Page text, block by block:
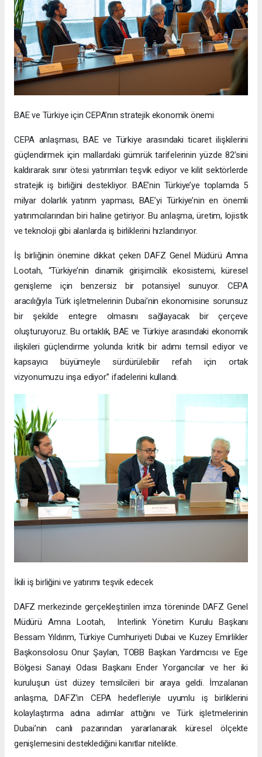
BAE ve Türkiye için CEPA’nın stratejik ekonomik önemi
CEPA anlaşması, BAE ve Türkiye arasındaki ticaret ilişkilerini
güçlendirmek için mallardaki gümrük tarifelerinin yüzde 82’sini
kaldırarak sınır ötesi yatırımları teşvik ediyor ve kilit sektörlerde
stratejik iş birliğini destekliyor. BAE’nin Türkiye’ye toplamda 5
milyar dolarlık yatırım yapması, BAE’yi Türkiye’nin en önemli
yatırımcılarından biri haline getiriyor. Bu anlaşma, üretim, lojistik
ve teknoloji gibi alanlarda iş birliklerini hızlandırıyor.
İş birliğinin önemine dikkat çeken DAFZ Genel Müdürü Amna
Lootah, “Türkiye’nin dinamik girişimcilik ekosistemi, küresel
genişleme için benzersiz bir potansiyel sunuyor. CEPA
aracılığıyla Türk işletmelerinin Dubai’nin ekonomisine sorunsuz
bir şekilde entegre olmasını sağlayacak bir çerçeve
oluşturuyoruz. Bu ortaklık, BAE ve Türkiye arasındaki ekonomik
ilişkileri güçlendirme yolunda kritik bir adımı temsil ediyor ve
kapsayıcı büyümeyle sürdürülebilir refah için ortak
vizyonumuzu inşa ediyor.” ifadelerini kullandı.
İkili iş birliğini ve yatırımı teşvik edecek
DAFZ merkezinde gerçekleştirilen imza töreninde DAFZ Genel
Müdürü Amna Lootah, Interlink Yönetim Kurulu Başkanı
Bessam Yıldırım, Türkiye Cumhuriyeti Dubai ve Kuzey Emirlikler
Başkonsolosu Onur Şaylan, TOBB Başkan Yardımcısı ve Ege
Bölgesi Sanayi Odası Başkanı Ender Yorgancılar ve her iki
kuruluşun üst düzey temsilcileri bir araya geldi. İmzalanan
anlaşma, DAFZ’ın CEPA hedefleriyle uyumlu iş birliklerini
kolaylaştırma adına adımlar attığını ve Türk işletmelerinin
Dubai’nin canlı pazarından yararlanarak küresel ölçekte
genişlemesini desteklediğini kanıtlar nitelikte.